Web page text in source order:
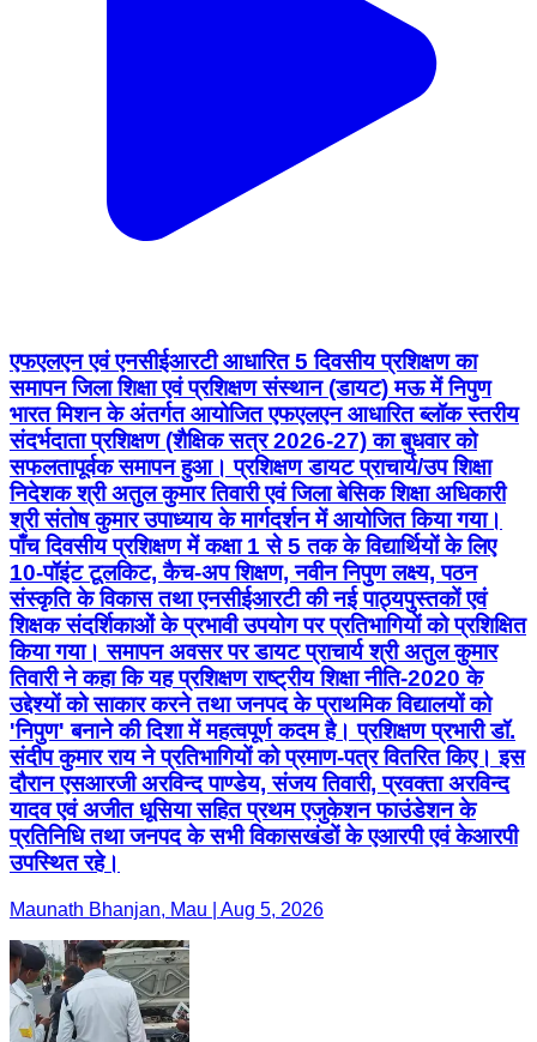
एफएलएन एवं एनसीईआरटी आधारित 5 दिवसीय प्रशिक्षण का
समापन जिला शिक्षा एवं प्रशिक्षण संस्थान (डायट) मऊ में निपुण
भारत मिशन के अंतर्गत आयोजित एफएलएन आधारित ब्लॉक स्तरीय
संदर्भदाता प्रशिक्षण (शैक्षिक सत्र 2026-27) का बुधवार को
सफलतापूर्वक समापन हुआ। प्रशिक्षण डायट प्राचार्य/उप शिक्षा
निदेशक श्री अतुल कुमार तिवारी एवं जिला बेसिक शिक्षा अधिकारी
श्री संतोष कुमार उपाध्याय के मार्गदर्शन में आयोजित किया गया।
पाँच दिवसीय प्रशिक्षण में कक्षा 1 से 5 तक के विद्यार्थियों के लिए
10-पॉइंट टूलकिट, कैच-अप शिक्षण, नवीन निपुण लक्ष्य, पठन
संस्कृति के विकास तथा एनसीईआरटी की नई पाठ्यपुस्तकों एवं
शिक्षक संदर्शिकाओं के प्रभावी उपयोग पर प्रतिभागियों को प्रशिक्षित
किया गया। समापन अवसर पर डायट प्राचार्य श्री अतुल कुमार
तिवारी ने कहा कि यह प्रशिक्षण राष्ट्रीय शिक्षा नीति-2020 के
उद्देश्यों को साकार करने तथा जनपद के प्राथमिक विद्यालयों को
'निपुण' बनाने की दिशा में महत्वपूर्ण कदम है। प्रशिक्षण प्रभारी डॉ.
संदीप कुमार राय ने प्रतिभागियों को प्रमाण-पत्र वितरित किए। इस
दौरान एसआरजी अरविन्द पाण्डेय, संजय तिवारी, प्रवक्ता अरविन्द
यादव एवं अजीत धूसिया सहित प्रथम एजुकेशन फाउंडेशन के
प्रतिनिधि तथा जनपद के सभी विकासखंडों के एआरपी एवं केआरपी
उपस्थित रहे।
Maunath Bhanjan, Mau | Aug 5, 2026